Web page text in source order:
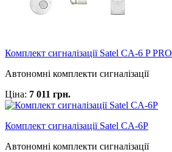
Комплект сигналізації Satel CA-6 P PRO
Автономні комплекти сигналізації
Ціна: 7 011 грн.
Комплект сигналізації Satel CA-6P
Автономні комплекти сигналізації